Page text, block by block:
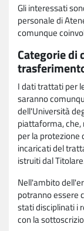
Gli interessati
personale di
comunque
Categorie di
I dati trattati per
saranno
dell'Università
piattaforma,
per la
incaricati del
istruiti dal
Nell'ambito
potranno essere
stati disciplinati i
con la